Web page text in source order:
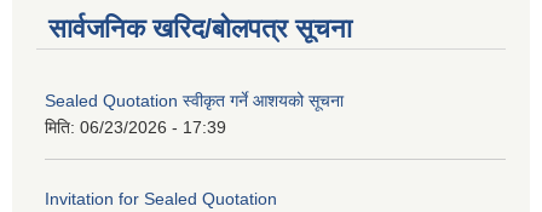
सार्वजनिक खरिद/बोलपत्र सूचना
Sealed Quotation स्वीकृत गर्ने आशयको सूचना
मिति: 06/23/2026 - 17:39
Invitation for Sealed Quotation